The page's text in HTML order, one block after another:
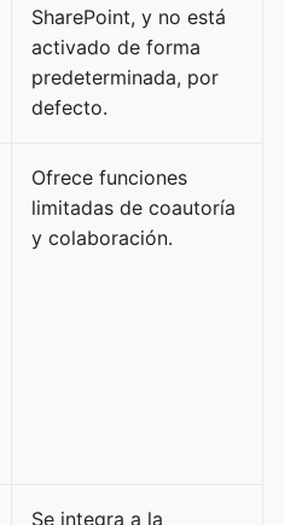
SharePoint, y no está
activado de forma
predeterminada, por
defecto.
Ofrece funciones
limitadas de coautoría
y colaboración.
Se integra a la